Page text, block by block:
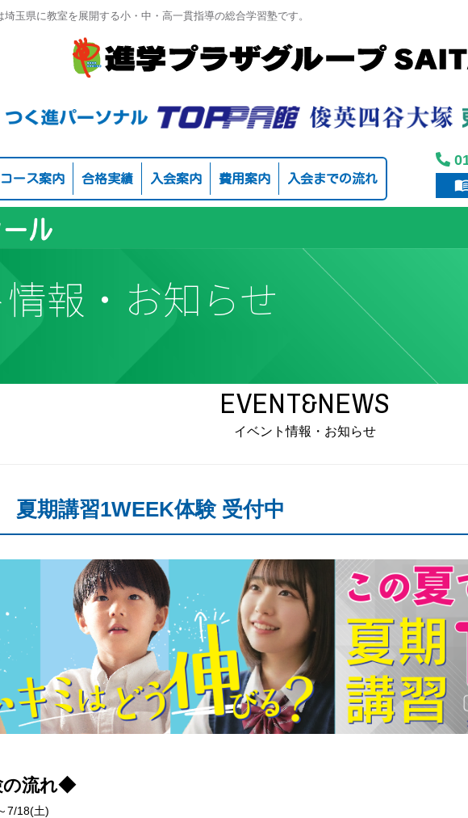
玉県に教室を展開する小・中・高一貫指導の総合学習塾です。
コース案内 合格実績 入会案内 費用案内 入会までの流れ
報・お知らせ
EVENT&NEWS
イベント情報・お知らせ
夏期講習1WEEK体験 受付中
の流れ◆
7/18(土)